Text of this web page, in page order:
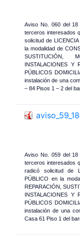
Aviso No. 060 del
terceros interesados
solicitud de
la modalidad de
SUSTITUCIÓN,
INSTALACIONES Y
PÚBLICOS
instalación de una
– 84 Pisos 1 – 2 del
Aviso No. 059 del
terceros interesados
radicó solicitud de
PÚBLICO en la
REPARACIÓN,
INSTALACIONES Y
PÚBLICOS
instalación de una
Casa 61 Piso 1 del